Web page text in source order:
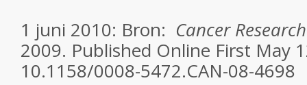
1 juni 2010: Bron: Cancer Research
2009. Published Online First May
10.1158/0008-5472.CAN-08-4698